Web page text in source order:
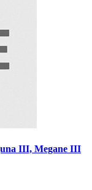
III, Megane III